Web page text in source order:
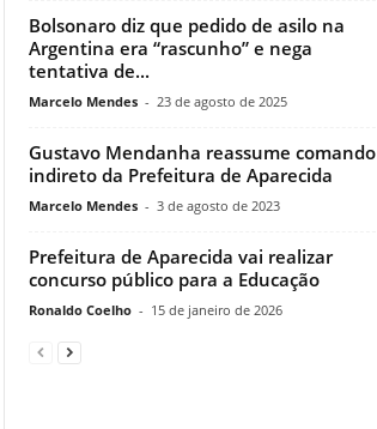
Bolsonaro diz que pedido de asilo na
Argentina era “rascunho” e nega
tentativa de...
Marcelo Mendes - 23 de agosto de 2025
Gustavo Mendanha reassume comando
indireto da Prefeitura de Aparecida
Marcelo Mendes - 3 de agosto de 2023
Prefeitura de Aparecida vai realizar
concurso público para a Educação
Ronaldo Coelho - 15 de janeiro de 2026